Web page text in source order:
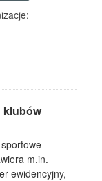
klubów
m.in.
ewidencyjny,